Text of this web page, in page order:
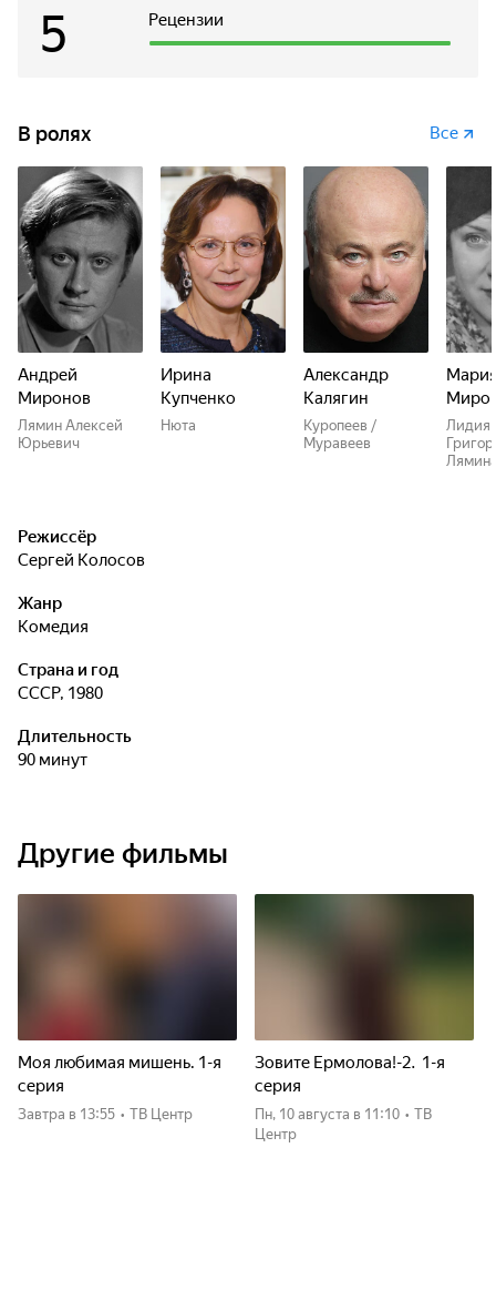
жизнь: он полюбил собственную секретаршу...
Рецензии
5
В ролях Все
Андрей
Миронов
Лямин Алексей
Юрьевич
Ирина
Купченко
Нюта
Александр
Калягин
Куропеев /
Муравеев
Лидия
Режиссёр
Сергей Колосов
Жанр
комедия
Страна и год
СССР, 1980
Длительность
90 минут
Другие фильмы
Моя любимая мишень. 1-я
серия
Завтра в 13:55 • ТВ Центр
Зовите Ермолова!-2. 1-я
серия
пн, 10 августа в 11:10 • ТВ
Центр